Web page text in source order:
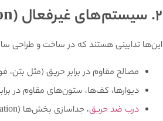
2. سیستم‌های غیرفعال (Passive Fire Protection)
این‌ها تدابینی هستند که در ساخت و طراحی
مصالح مقاوم در برابر حریق (مثل
دیوارها، کف‌ها، ستون‌های مقاوم در
درب‌ ضد حریق، جداسازی بخش‌ها (Compartmentation)